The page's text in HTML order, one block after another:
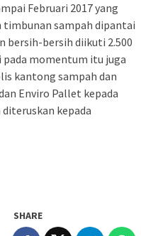
Februari 2017 yang
timbunan sampah dipantai
bersih-bersih diikuti 2.500
momentum itu juga
kantong sampah dan
Enviro Pallet kepada
kepada
SHARE